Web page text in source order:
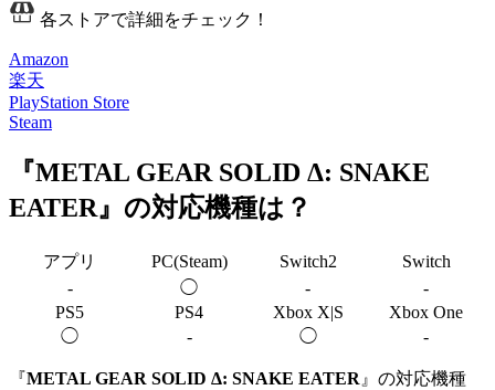
各ストアで詳細をチェック！
Amazon
楽天
PlayStation Store
Steam
『METAL GEAR SOLID Δ: SNAKE
EATER』の対応機種は？
アプリ PC(Steam) Switch2
Switch
-
◯ -
-
PS5
PS4 Xbox X|S
Xbox One
◯
- ◯ -
『METAL GEAR SOLID Δ: SNAKE EATER 』の対応機種